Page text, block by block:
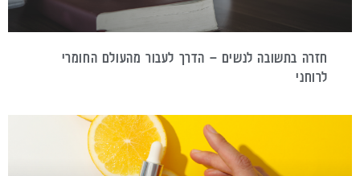
חזרה בתשובה לנשים – הדרך לעבור מהעולם החומרי
לרוחני